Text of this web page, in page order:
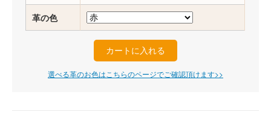
革の色
選べる革のお色はこちらのページでご確認頂けます>>